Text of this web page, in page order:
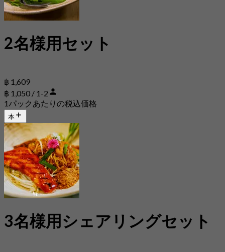
2名様用セット
฿ 1,609
฿ 1,050 / 1-2
1パックあたりの税込価格
本
3名様用シェアリングセット